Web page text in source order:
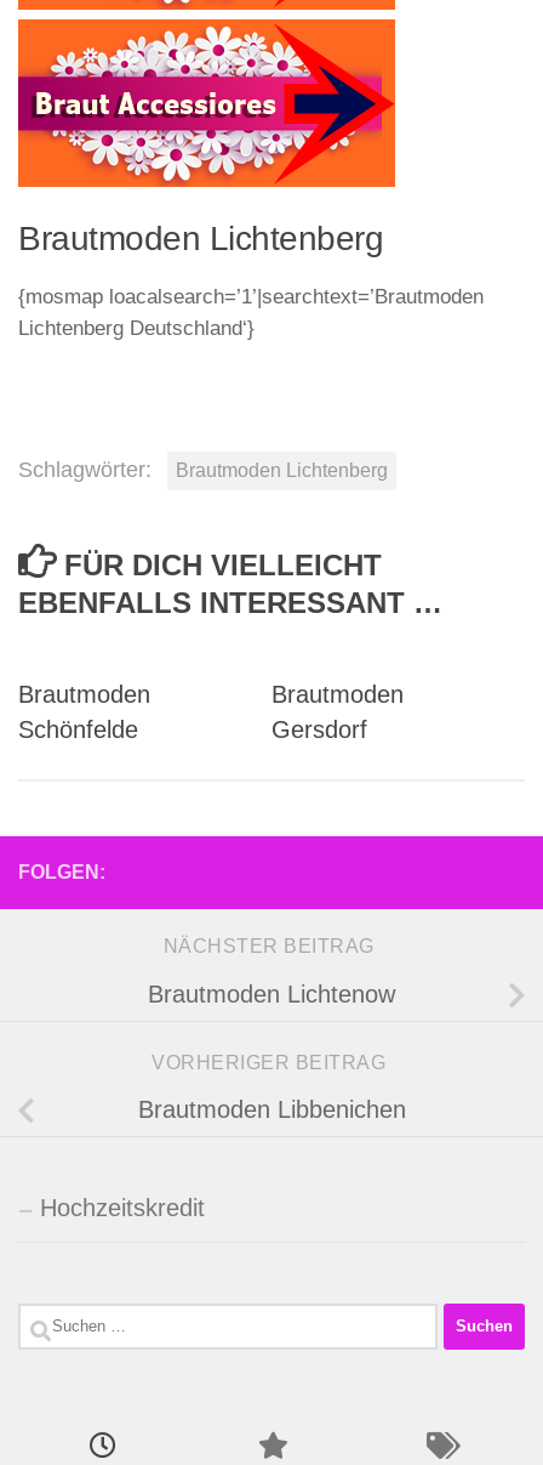
Brautmoden Lichtenberg
{mosmap loacalsearch=’1’|searchtext=’Brautmoden
Lichtenberg Deutschland‘}
Schlagwörter: Brautmoden Lichtenberg
FÜR DICH VIELLEICHT
EBENFALLS INTERESSANT …
Brautmoden
Schönfelde
Brautmoden
Gersdorf
FOLGEN:
NÄCHSTER BEITRAG
Brautmoden Lichtenow
VORHERIGER BEITRAG
Brautmoden Libbenichen
Hochzeitskredit
Suchen